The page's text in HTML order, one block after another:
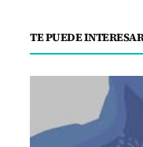
TE PUEDE INTERESAR